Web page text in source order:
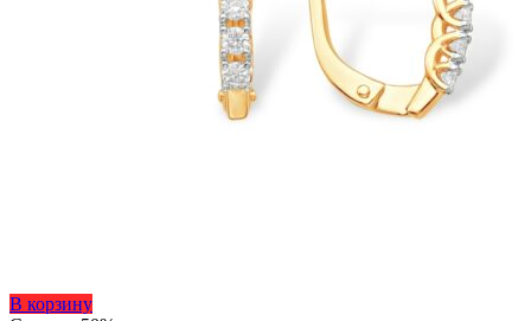
В корзинуЭтот